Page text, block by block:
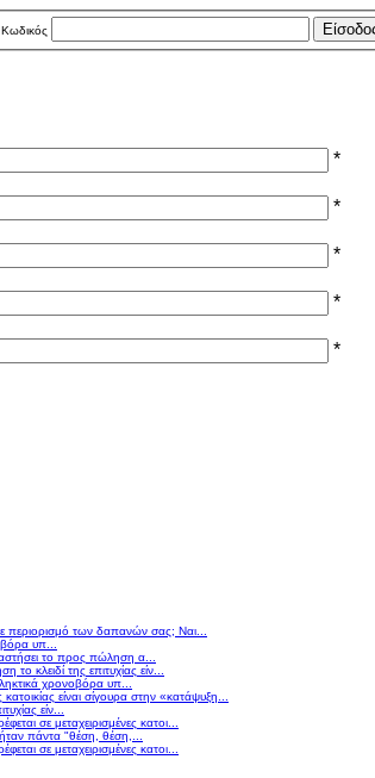
Κωδικός
*
*
*
*
*
περιορισμό των δαπανών σας; Ναι...
υπ...
το προς πώληση α...
το κλειδί της επιτυχίας είν...
χρονοβόρα υπ...
είναι σίγουρα στην «κατάψυξη...
είν...
σε μεταχειρισμένες κατοι...
πάντα "θέση, θέση,...
σε μεταχειρισμένες κατοι...